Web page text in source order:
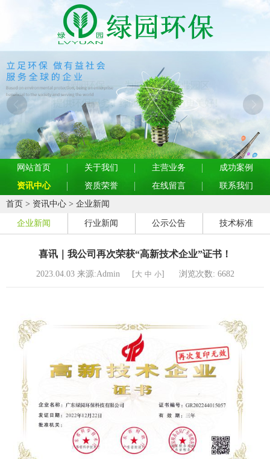
网站首页 关于我们 主营业务
成功案例
资讯中心
资质荣誉 在线留言
联系我们
首页 > 资讯中心 > 企业新闻
企业新闻 行业新闻 公示公告 技术标准
喜讯｜我公司再次荣获“高新技术企业”证书！
2023.04.03 来源:Admin [大 中 小] 浏览次数: 6682